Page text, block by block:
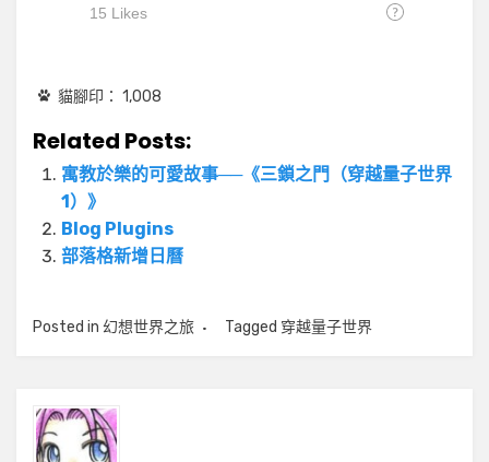
貓腳印： 1,008
Related Posts:
寓教於樂的可愛故事──《三鎖之門（穿越量子世界
1）》
Blog Plugins
部落格新增日曆
Posted in 幻想世界之旅 Tagged 穿越量子世界